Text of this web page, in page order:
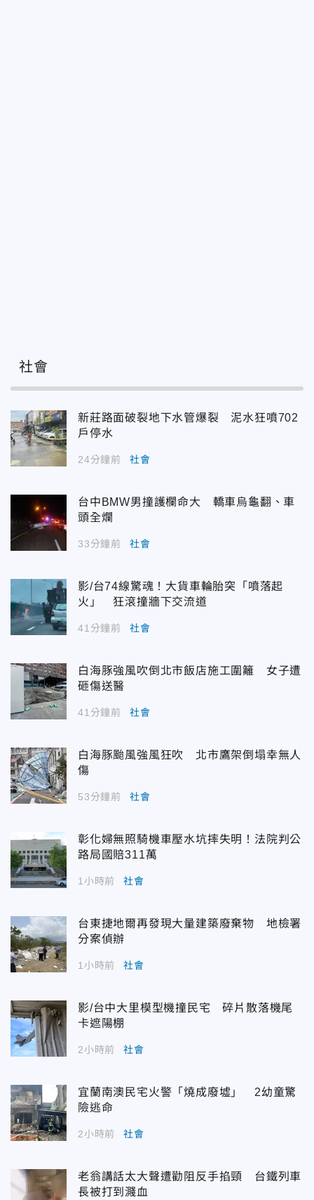
社會
新莊路面破裂地下水管爆裂 泥水狂噴702
戶停水
24分鐘前 社會
台中BMW男撞護欄命大 轎車烏龜翻、車
頭全爛
33分鐘前 社會
影/台74線驚魂！大貨車輪胎突「噴落起
火」 狂滾撞牆下交流道
41分鐘前 社會
白海豚強風吹倒北市飯店施工圍籬 女子遭
砸傷送醫
41分鐘前 社會
白海豚颱風強風狂吹 北市鷹架倒塌幸無人
傷
53分鐘前 社會
彰化婦無照騎機車壓水坑摔失明！法院判公
路局國賠311萬
1小時前 社會
台東捷地爾再發現大量建築廢棄物 地檢署
分案偵辦
1小時前 社會
影/台中大里模型機撞民宅 碎片散落機尾
卡遮陽棚
2小時前 社會
宜蘭南澳民宅火警「燒成廢墟」 2幼童驚
險逃命
2小時前 社會
老翁講話太大聲遭勸阻反手掐頸 台鐵列車
長被打到濺血